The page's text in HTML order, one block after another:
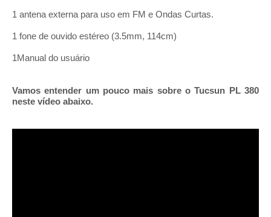
1 antena externa para uso em FM e Ondas Curtas.
1 fone de ouvido estéreo (3.5mm, 114cm)
1Manual do usuário
Vamos entender um pouco mais sobre o Tucsun PL 380
neste vídeo abaixo.